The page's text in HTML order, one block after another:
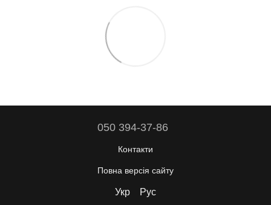
050 394-37-86
Контакти
Повна версія сайту
Укр Рус